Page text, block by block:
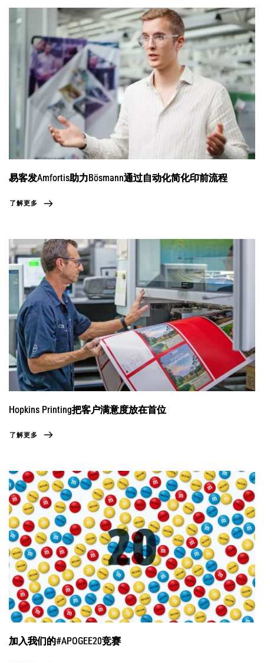
易客发Amfortis助力Bösmann通过自动化简化印前流程
了解更多
Hopkins Printing把客户满意度放在首位
了解更多
加入我们的#APOGEE20竞赛